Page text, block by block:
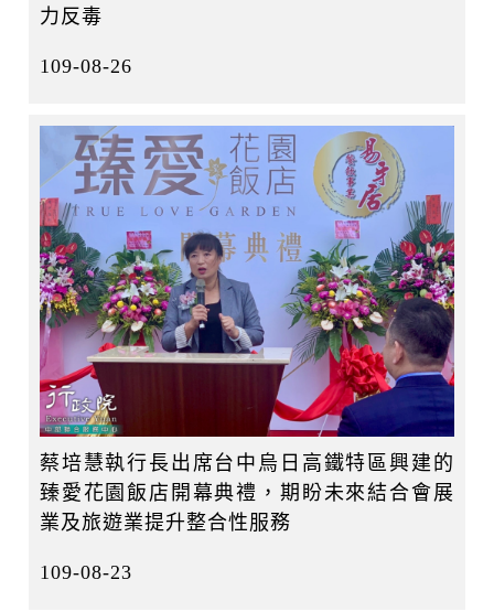
力反毒
109-08-26
蔡培慧執行長出席台中烏日高鐵特區興建的
臻愛花園飯店開幕典禮，期盼未來結合會展
業及旅遊業提升整合性服務
109-08-23